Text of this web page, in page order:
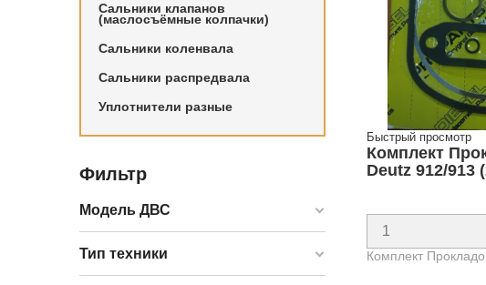
Сальники клапанов
(маслосъёмные колпачки)
Сальники коленвала
Сальники распредвала
Уплотнители разные
Фильтр
Модель ДВС
Тип техники
Быстрый просмотр
Комплект
Deutz 912/913
Комплект